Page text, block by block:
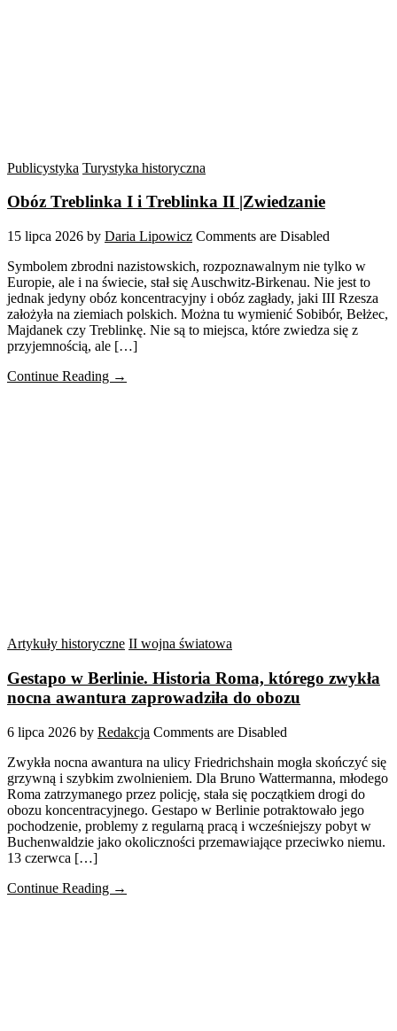
Publicystyka Turystyka historyczna
Obóz Treblinka I i Treblinka II |Zwiedzanie
15 lipca 2026 by Daria Lipowicz Comments are Disabled
Symbolem zbrodni nazistowskich, rozpoznawalnym nie tylko w
Europie, ale i na świecie, stał się Auschwitz-Birkenau. Nie jest to
jednak jedyny obóz koncentracyjny i obóz zagłady, jaki III Rzesza
założyła na ziemiach polskich. Można tu wymienić Sobibór, Bełżec,
Majdanek czy Treblinkę. Nie są to miejsca, które zwiedza się z
przyjemnością, ale […]
Continue Reading →
Artykuły historyczne II wojna światowa
Gestapo w Berlinie. Historia Roma, którego zwykła
nocna awantura zaprowadziła do obozu
6 lipca 2026 by Redakcja Comments are Disabled
Zwykła nocna awantura na ulicy Friedrichshain mogła skończyć się
grzywną i szybkim zwolnieniem. Dla Bruno Wattermanna, młodego
Roma zatrzymanego przez policję, stała się początkiem drogi do
obozu koncentracyjnego. Gestapo w Berlinie potraktowało jego
pochodzenie, problemy z regularną pracą i wcześniejszy pobyt w
Buchenwaldzie jako okoliczności przemawiające przeciwko niemu.
13 czerwca […]
Continue Reading →